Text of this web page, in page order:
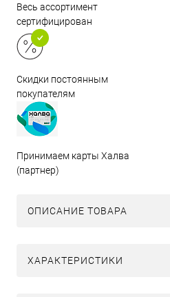
Весь ассортимент
сертифицирован
Скидки постоянным
покупателям
Принимаем карты Халва
(партнер)
ОПИСАНИЕ ТОВАРА
ХАРАКТЕРИСТИКИ